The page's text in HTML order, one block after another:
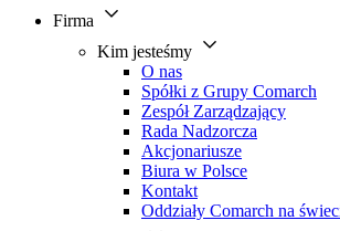
Firma
Kim jesteśmy
O nas
Spółki z Grupy Comarch
Zespół Zarządzający
Rada Nadzorcza
Akcjonariusze
Biura w Polsce
Kontakt
Oddziały Comarch na